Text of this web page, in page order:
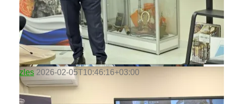
zles 2026-02-05T10:46:16+03:00